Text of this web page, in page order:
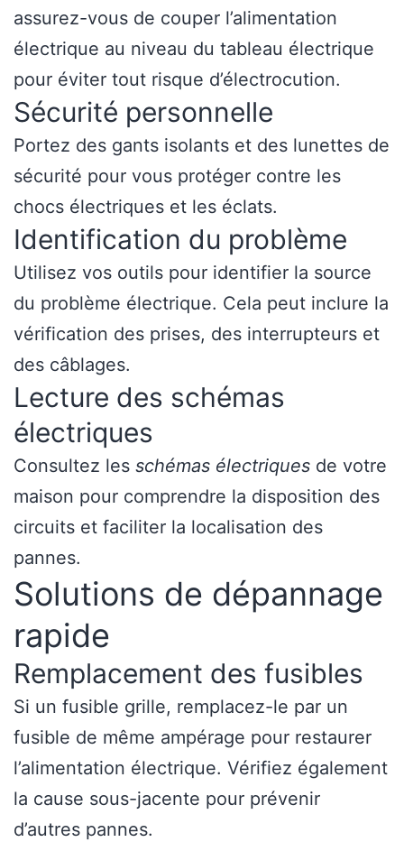
assurez-vous de couper l’alimentation
électrique au niveau du tableau électrique
pour éviter tout risque d’électrocution.
Sécurité personnelle
Portez des gants isolants et des lunettes de
sécurité pour vous protéger contre les
chocs électriques et les éclats.
Identification du problème
Utilisez vos outils pour identifier la source
du problème électrique. Cela peut inclure la
vérification des prises, des interrupteurs et
des câblages.
Lecture des schémas
électriques
Consultez les schémas électriques de votre
maison pour comprendre la disposition des
circuits et faciliter la localisation des
pannes.
Solutions de dépannage
rapide
Remplacement des fusibles
Si un fusible grille, remplacez-le par un
fusible de même ampérage pour restaurer
l’alimentation électrique. Vérifiez également
la cause sous-jacente pour prévenir
d’autres pannes.